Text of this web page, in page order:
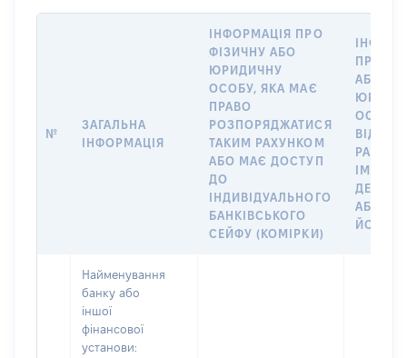
№
ЗАГАЛЬНА
ІНФОРМАЦІЯ
ІНФОРМАЦІЯ ПРО
ФІЗИЧНУ АБО
ЮРИДИЧНУ
ОСОБУ, ЯКА МАЄ
ПРАВО
РОЗПОРЯДЖАТИСЯ
ТАКИМ РАХУНКОМ
АБО МАЄ ДОСТУП
ДО
ІНДИВІДУАЛЬНОГО
БАНКІВСЬКОГО
СЕЙФУ (КОМІРКИ)
ПРО
АБО
ОСОБУ,
ІМ’Я
АБО
ЙОГО
Найменування
банку або
іншої
фінансової
установи: